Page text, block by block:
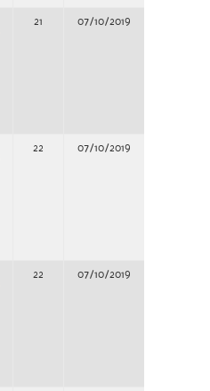
21 07/10/2019
22 07/10/2019
22 07/10/2019